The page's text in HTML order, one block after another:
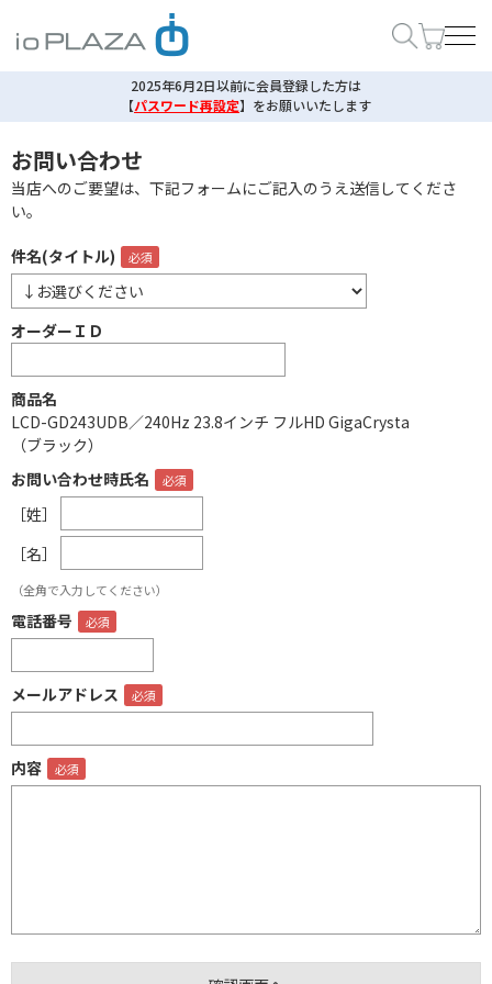
2025年6月2日以前に会員登録した方は
【パスワード再設定】 をお願いいたします
お問い合わせ
当店へのご要望は、下記フォームにご記入のうえ送信してくださ
い。
件名(タイトル)
オーダーＩＤ
商品名
LCD-GD243UDB／240Hz 23.8インチ フルHD GigaCrysta
（ブラック）
お問い合わせ時氏名
［姓］
［名］
（全角で入力してください）
電話番号
メールアドレス
内容